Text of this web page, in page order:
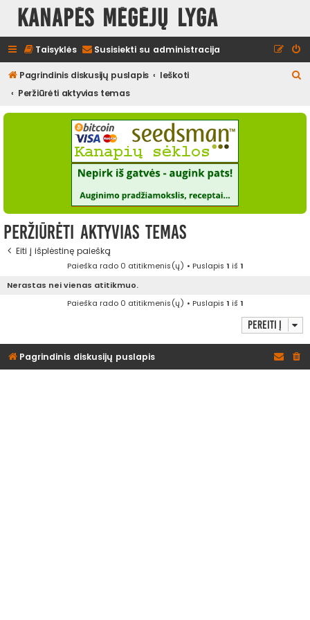
Kanapės mėgėjų lyga
Taisyklės Susisiekti su administracija
Pagrindinis diskusijų puslapis
Ieškoti
Peržiūrėti aktyvias temas
š
Peržiūrėti aktyvias temas
Eiti į išplėstinę paiešką
Paieška rado 0 atitikmenis(ų) • Puslapis 1 iš 1
Nerastas nei vienas atitikmuo.
Paieška rado 0 atitikmenis(ų) • Puslapis 1 iš 1
Pereiti į
Pagrindinis diskusijų puslapis